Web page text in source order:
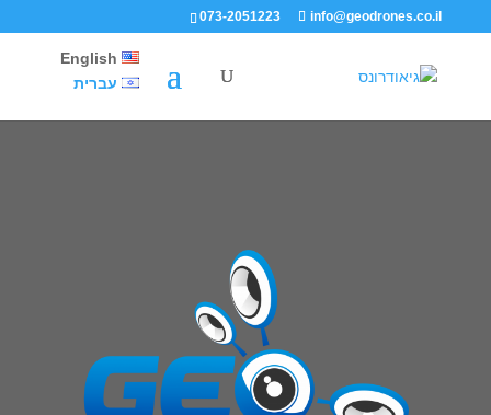
073-2051223 info@geodrones.co.il
עברית